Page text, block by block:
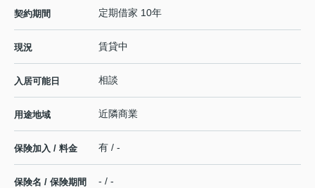
契約期間 定期借家 10年
現況 賃貸中
入居可能日 相談
用途地域 近隣商業
保険加入 / 料金 有 / -
保険名 / 保険期間 - / -